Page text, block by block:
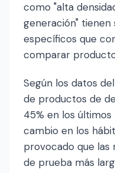
como "alta
generación" tienen
específicos que
comparar
Según los datos
de productos de
45% en los últimos
cambio en los
provocado que las
de prueba más